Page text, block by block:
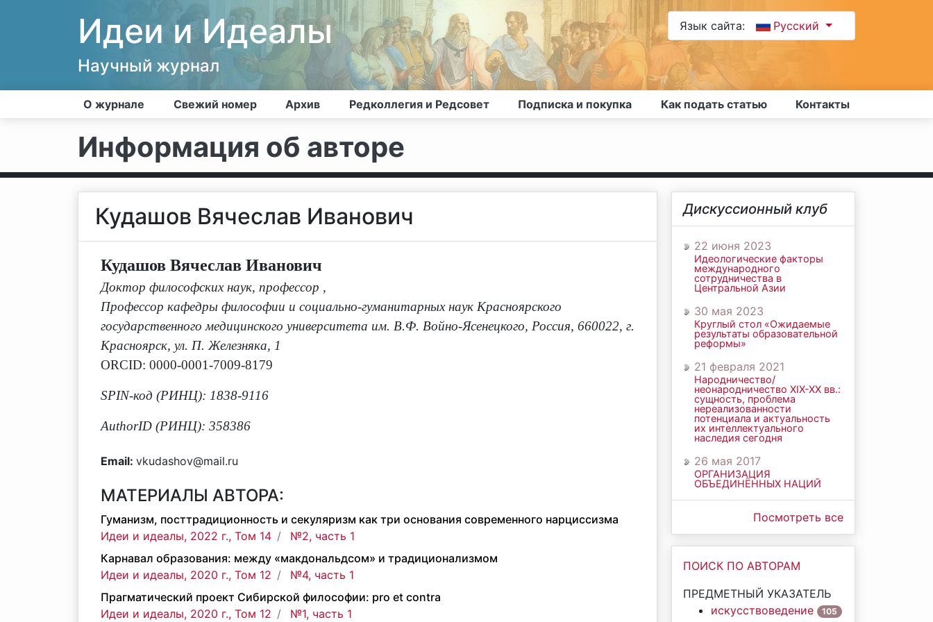
Идеи и Идеалы
Научный журнал
Язык сайта: Русский
О журнале Свежий номер Архив Редколлегия и Редсовет Подписка и покупка Как подать статью Контакты
Информация об авторе
Кудашов Вячеслав Иванович
Кудашов Вячеслав Иванович
Доктор философских наук, профессор ,
Профессор кафедры философии и социально-гуманитарных наук Красноярского
государственного медицинского университета им. В.Ф. Войно-Ясенецкого, Россия, 660022, г.
Красноярск, ул. П. Железняка, 1
ORCID: 0000-0001-7009-8179
SPIN-код (РИНЦ): 1838-9116
AuthorID (РИНЦ): 358386
Email: vkudashov@mail.ru
МАТЕРИАЛЫ АВТОРА:
Гуманизм, посттрадиционность и секуляризм как три основания современного нарциссизма
Идеи и идеалы, 2022 г., Том 14
№2, часть 1
Карнавал образования: между «макдональдсом» и традиционализмом
Идеи и идеалы, 2020 г., Том 12
№4, часть 1
Прагматический проект Сибирской философии: pro et contra
Идеи и идеалы, 2020 г., Том 12
№1, часть 1
Дискуссионный клуб
22 июня 2023
Идеологические факторы
международного
сотрудничества в
Центральной Азии
30 мая 2023
Круглый стол «Ожидаемые
результаты образовательной
реформы»
21 февраля 2021
Народничество/
неонародничество ХIХ-ХХ вв.:
сущность, проблема
нереализованности
потенциала и актуальность
их интеллектуального
наследия сегодня
26 мая 2017
ОРГАНИЗАЦИЯ
ОБЪЕДИНЁННЫХ НАЦИЙ
Посмотреть все
ПОИСК ПО АВТОРАМ
ПРЕДМЕТНЫЙ УКАЗАТЕЛЬ
искусствоведение
105